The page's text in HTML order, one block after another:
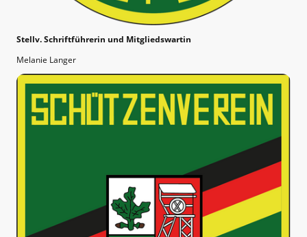
Stellv. Schriftführerin und Mitgliedswartin
Melanie Langer